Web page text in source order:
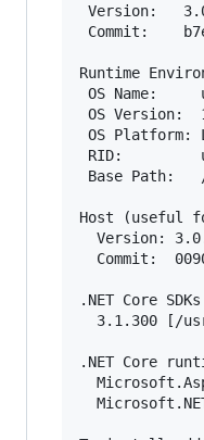
Version:
Commit:
Runtime
OS Name:
OS Version:
OS Platform:
RID:
Base Path:
Host (useful
Version:
Commit:
.NET Core
3.1.300 [/
.NET Core